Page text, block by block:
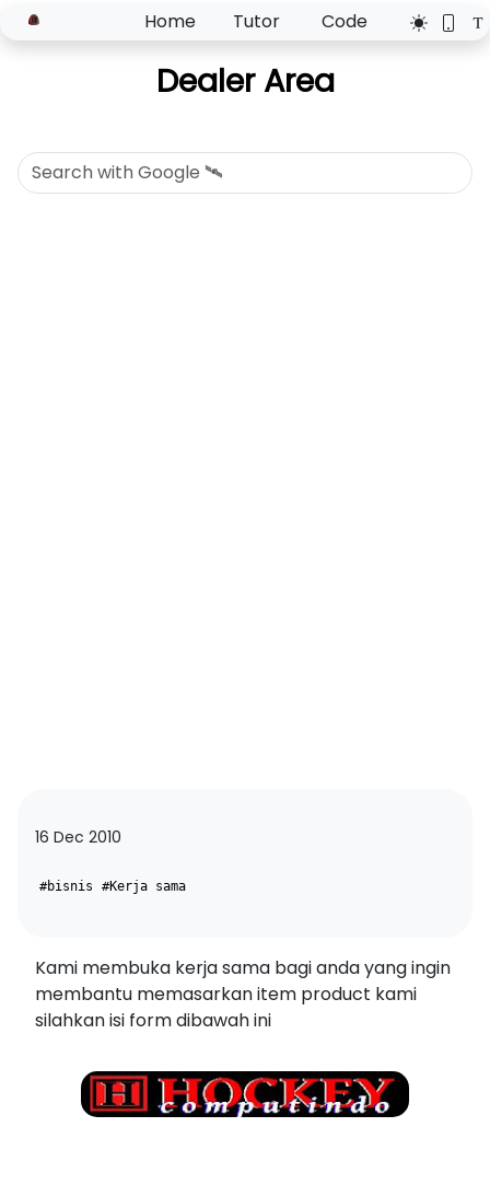
Home Tutor Code
Dealer Area
16 Dec 2010
#bisnis #Kerja sama
Kami membuka kerja sama bagi anda yang ingin
membantu memasarkan item product kami
silahkan isi form dibawah ini